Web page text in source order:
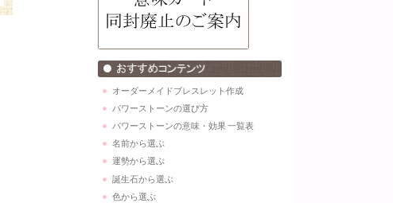
オーダーメイドブレスレット作成
パワーストーンの選び方
パワーストーンの意味・効果 一覧表
名前から選ぶ
運勢から選ぶ
誕生石から選ぶ
色から選ぶ